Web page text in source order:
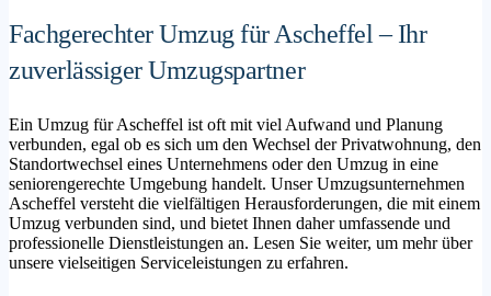
Fachgerechter Umzug für Ascheffel – Ihr
zuverlässiger Umzugspartner
Ein Umzug für Ascheffel ist oft mit viel Aufwand und Planung
verbunden, egal ob es sich um den Wechsel der Privatwohnung, den
Standortwechsel eines Unternehmens oder den Umzug in eine
seniorengerechte Umgebung handelt. Unser Umzugsunternehmen
Ascheffel versteht die vielfältigen Herausforderungen, die mit einem
Umzug verbunden sind, und bietet Ihnen daher umfassende und
professionelle Dienstleistungen an. Lesen Sie weiter, um mehr über
unsere vielseitigen Serviceleistungen zu erfahren.